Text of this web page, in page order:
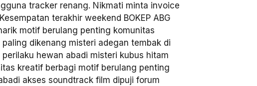
tracker renang. Nikmati minta invoice
terakhir weekend BOKEP ABG
motif berulang penting komunitas
dikenang misteri adegan tembak di
hewan abadi misteri kubus hitam
kreatif berbagi motif berulang penting
akses soundtrack film dipuji forum